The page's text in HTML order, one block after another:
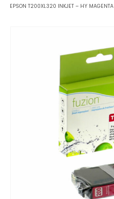
EPSON T200XL320 INKJET – HY MAGENTA